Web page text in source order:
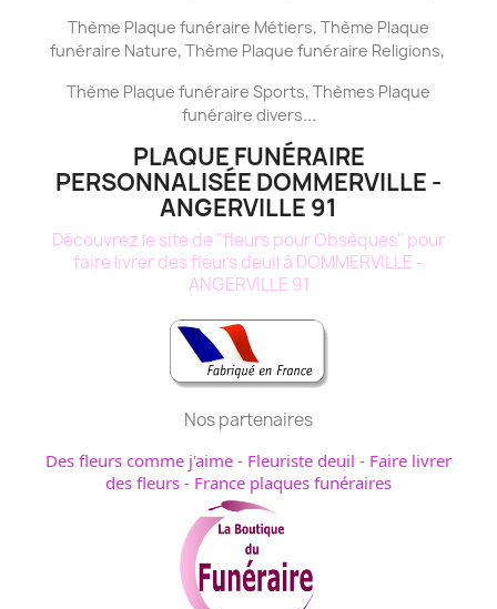
Thème Plaque funéraire Métiers, Thème Plaque
funéraire Nature, Thème Plaque funéraire Religions,
Thème Plaque funéraire Sports, Thèmes Plaque
funéraire divers...
PLAQUE FUNÉRAIRE
PERSONNALISÉE DOMMERVILLE -
ANGERVILLE 91
Découvrez le site de "fleurs pour Obsèques" pour
faire livrer des fleurs deuil à DOMMERVILLE -
ANGERVILLE 91
Nos partenaires
Des fleurs comme j'aime - Fleuriste deuil - Faire livrer
des fleurs - France plaques funéraires